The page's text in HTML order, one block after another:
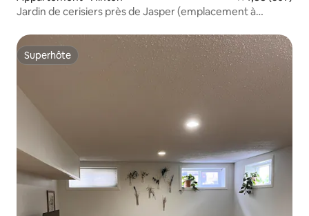
Jardin de cerisiers près de Jasper (emplacement à
Superhôte
Superhôte